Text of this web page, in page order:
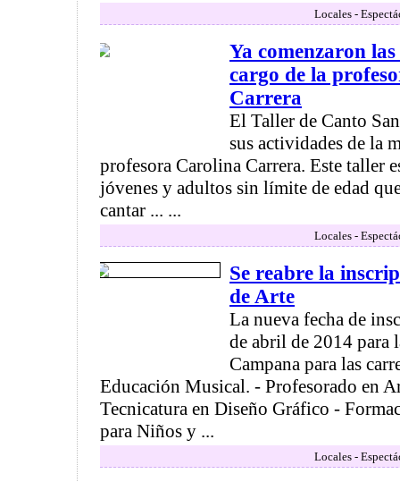
Locales -
Ya comenzaron
cargo de la
Carrera
El Taller de Canto
sus actividades de la
profesora Carolina Carrera. Este taller
jóvenes y adultos sin límite de edad
cantar ... ...
Locales -
Se reabre la
de Arte
La nueva fecha de
de abril de 2014 para
Campana para las
Educación Musical. - Profesorado en
Tecnicatura en Diseño Gráfico -
para Niños y ...
Locales -